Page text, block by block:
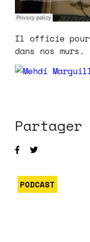
Il officie pour
dans nos murs.
Partager
PODCAST